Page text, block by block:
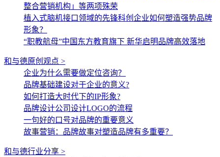
整合营销机构」等两项殊荣
植入式脑机接口领域的先锋科创企业如何塑造强势品牌
形象？
“职教航母”中国东方教育旗下 新华启明品牌高效落地
和与德原创观点 >
企业为什么需要做定位咨询？
品牌基础建设对于企业的意义?
如何打造大时代下的IP形象?
品牌设计公司设计LOGO的流程
一句好的口号对品牌的重要意义
故事营销：品牌故事对塑造品牌有多重要？
和与德行业分享 >